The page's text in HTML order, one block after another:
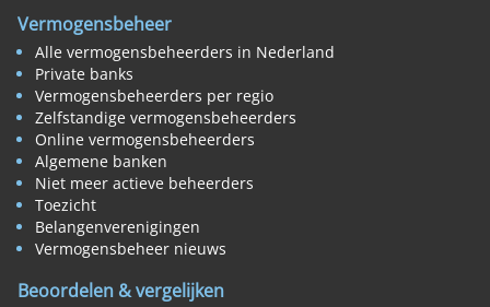
Vermogensbeheer
Alle vermogensbeheerders in Nederland
Private banks
Vermogensbeheerders per regio
Zelfstandige vermogensbeheerders
Online vermogensbeheerders
Algemene banken
Niet meer actieve beheerders
Toezicht
Belangenverenigingen
Vermogensbeheer nieuws
Beoordelen & vergelijken